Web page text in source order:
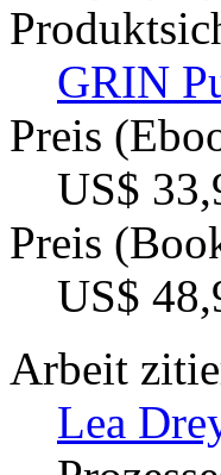
GRIN
Preis
US$
Preis
US$
Arbeit
Lea